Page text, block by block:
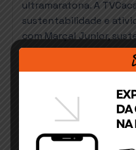
ultramaratona. A
sustentabilidade e
com Marçal Junior,
com Carlos André
turismo com Nelson do
programa Vumbora,
Prosa com Ernando
entrevistas com os
e Andreyver Lima. ”